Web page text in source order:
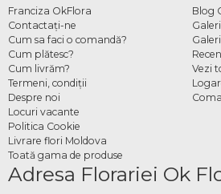
Franciza OkFlora
Contactaţi-ne
Cum sa faci o comandă?
Cum plătesc?
Cum livrăm?
Termeni, condiţii
Despre noi
Locuri vacante
Politica Cookie
Livrare flori Moldova
Toată gama de produse
Blog
Vezi
Adresa Florariei Ok